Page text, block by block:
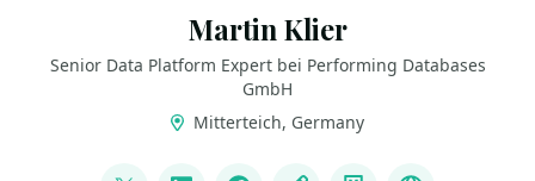
Martin Klier
Senior Data Platform Expert bei Performing Databases
GmbH
Mitterteich, Germany